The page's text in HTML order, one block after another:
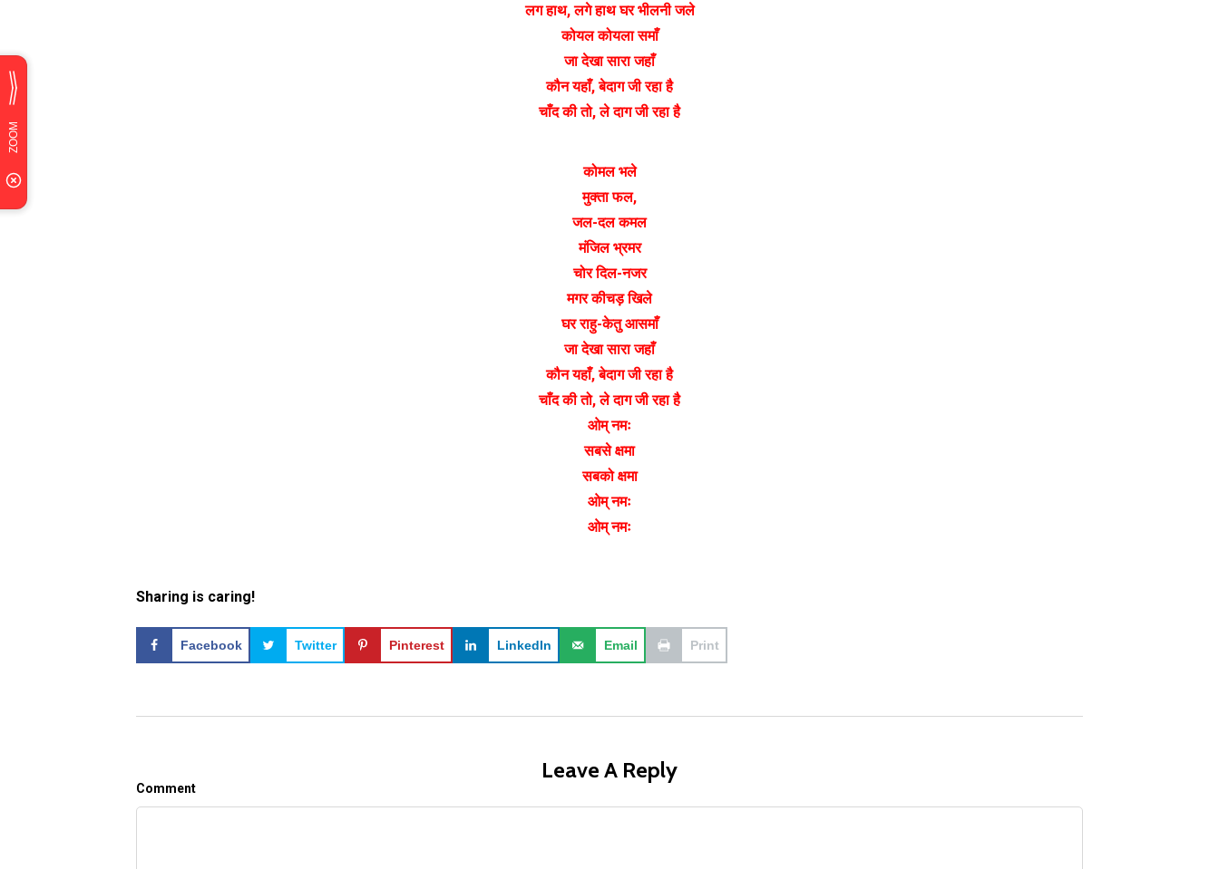
लग हाथ, लगे हाथ घर भीलनी जले
कोयल कोयला समाँ
जा देखा सारा जहाँ
कौन यहाँ, बेदाग जी रहा है
चाँद की तो, ले दाग जी रहा है
कोमल भले
मुक्ता फल,
जल-दल कमल
मंजिल भ्रमर
चोर दिल-नजर
मगर कीचड़ खिले
घर राहु-केतु आसमाँ
जा देखा सारा जहाँ
कौन यहाँ, बेदाग जी रहा है
चाँद की तो, ले दाग जी रहा है
ओम् नमः
सबसे क्षमा
सबको क्षमा
ओम् नमः
ओम् नमः
Sharing is caring!
Facebook Twitter Pinterest LinkedIn Email Print
Leave A Reply
Comment